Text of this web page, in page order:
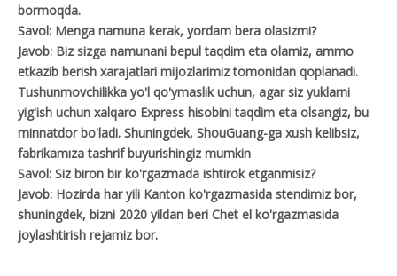
bormoqda.
Savol: Menga namuna kerak, yordam bera olasizmi?
Javob: Biz sizga namunani bepul taqdim eta olamiz, ammo
etkazib berish xarajatlari mijozlarimiz tomonidan qoplanadi.
Tushunmovchilikka yo'l qo'ymaslik uchun, agar siz yuklarni
yig'ish uchun xalqaro Express hisobini taqdim eta olsangiz, bu
minnatdor bo'ladi. Shuningdek, ShouGuang-ga xush kelibsiz,
fabrikamıza tashrif buyurishingiz mumkin
Savol: Siz biron bir ko'rgazmada ishtirok etganmisiz?
Javob: Hozirda har yili Kanton ko'rgazmasida stendimiz bor,
shuningdek, bizni 2020 yildan beri Chet el ko'rgazmasida
joylashtirish rejamiz bor.